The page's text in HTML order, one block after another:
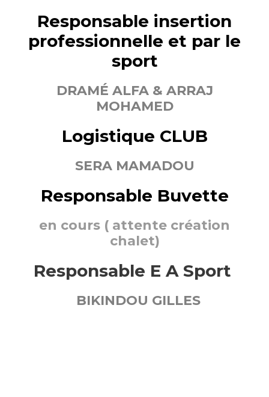
Responsable insertion
professionnelle et par le
sport
DRAMÉ ALFA & ARRAJ
MOHAMED
Logistique CLUB
SERA MAMADOU
Responsable Buvette
en cours ( attente création
chalet)
Responsable E A Sport
BIKINDOU GILLES